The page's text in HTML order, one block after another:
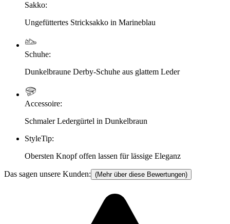
Sakko:
Ungefüttertes Stricksakko in Marineblau
Schuhe:
Dunkelbraune Derby-Schuhe aus glattem Leder
Accessoire:
Schmaler Ledergürtel in Dunkelbraun
StyleTip:
Obersten Knopf offen lassen für lässige Eleganz
Das sagen unsere Kunden: (Mehr über diese Bewertungen)